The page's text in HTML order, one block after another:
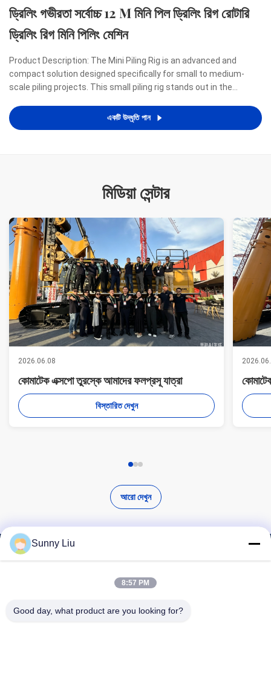
ড্রিলিং গভীরতা সর্বোচ্চ 12 M মিনি পিল ড্রিলিং রিগ রোটারি
ড্রিলিং রিগ মিনি পিলিং মেশিন
Product Description: The Mini Piling Rig is an advanced and
compact solution designed specifically for small to medium-
scale piling projects. This small piling rig stands out in the
power, efficiency, and portability, making it an ideal ...
একটি উদ্ধৃতি পান
মিডিয়া সেন্টার
2026.06.08
কোমাটেক এক্সপো তুরস্কে আমাদের ফলপ্রসূ যাত্রা
বিস্তারিত দেখুন
আরো দেখুন
উচ্চ মানের পণ্য খুঁজুন
Sunny Liu
8:57 PM
Good day, what product are you looking for?